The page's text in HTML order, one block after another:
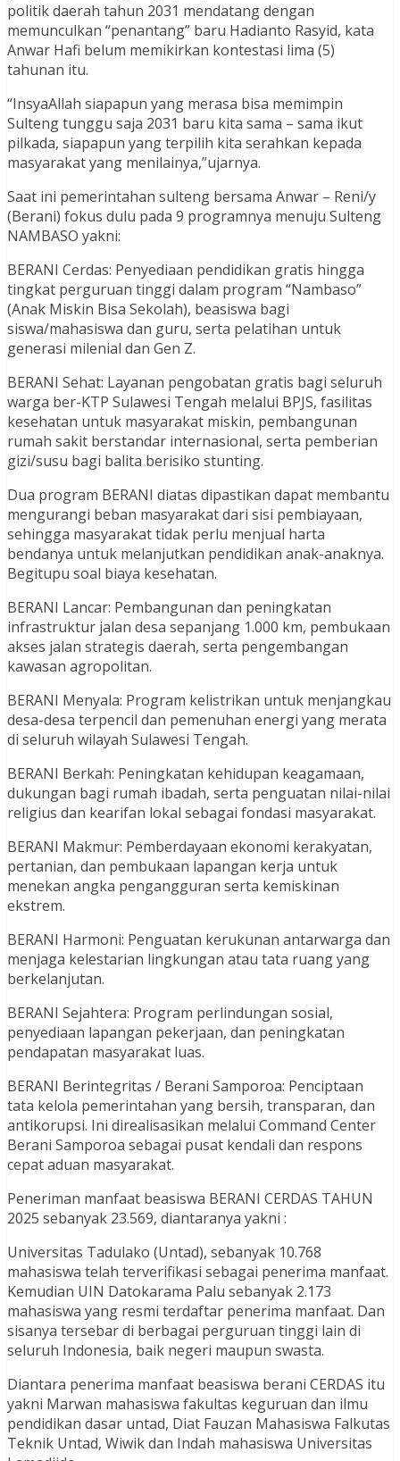
politik daerah tahun 2031 mendatang dengan
memunculkan “penantang” baru Hadianto Rasyid, kata
Anwar Hafi belum memikirkan kontestasi lima (5)
tahunan itu.
“InsyaAllah siapapun yang merasa bisa memimpin
Sulteng tunggu saja 2031 baru kita sama – sama ikut
pilkada, siapapun yang terpilih kita serahkan kepada
masyarakat yang menilainya,”ujarnya.
Saat ini pemerintahan sulteng bersama Anwar – Reni/y
(Berani) fokus dulu pada 9 programnya menuju Sulteng
NAMBASO yakni:
BERANI Cerdas: Penyediaan pendidikan gratis hingga
tingkat perguruan tinggi dalam program “Nambaso”
(Anak Miskin Bisa Sekolah), beasiswa bagi
siswa/mahasiswa dan guru, serta pelatihan untuk
generasi milenial dan Gen Z.
BERANI Sehat: Layanan pengobatan gratis bagi seluruh
warga ber-KTP Sulawesi Tengah melalui BPJS, fasilitas
kesehatan untuk masyarakat miskin, pembangunan
rumah sakit berstandar internasional, serta pemberian
gizi/susu bagi balita berisiko stunting.
Dua program BERANI diatas dipastikan dapat membantu
mengurangi beban masyarakat dari sisi pembiayaan,
sehingga masyarakat tidak perlu menjual harta
bendanya untuk melanjutkan pendidikan anak-anaknya.
Begitupu soal biaya kesehatan.
BERANI Lancar: Pembangunan dan peningkatan
infrastruktur jalan desa sepanjang 1.000 km, pembukaan
akses jalan strategis daerah, serta pengembangan
kawasan agropolitan.
BERANI Menyala: Program kelistrikan untuk menjangkau
desa-desa terpencil dan pemenuhan energi yang merata
di seluruh wilayah Sulawesi Tengah.
BERANI Berkah: Peningkatan kehidupan keagamaan,
dukungan bagi rumah ibadah, serta penguatan nilai-nilai
religius dan kearifan lokal sebagai fondasi masyarakat.
BERANI Makmur: Pemberdayaan ekonomi kerakyatan,
pertanian, dan pembukaan lapangan kerja untuk
menekan angka pengangguran serta kemiskinan
ekstrem.
BERANI Harmoni: Penguatan kerukunan antarwarga dan
menjaga kelestarian lingkungan atau tata ruang yang
berkelanjutan.
BERANI Sejahtera: Program perlindungan sosial,
penyediaan lapangan pekerjaan, dan peningkatan
pendapatan masyarakat luas.
BERANI Berintegritas / Berani Samporoa: Penciptaan
tata kelola pemerintahan yang bersih, transparan, dan
antikorupsi. Ini direalisasikan melalui Command Center
Berani Samporoa sebagai pusat kendali dan respons
cepat aduan masyarakat.
Peneriman manfaat beasiswa BERANI CERDAS TAHUN
2025 sebanyak 23.569, diantaranya yakni :
Universitas Tadulako (Untad), sebanyak 10.768
mahasiswa telah terverifikasi sebagai penerima manfaat.
Kemudian UIN Datokarama Palu sebanyak 2.173
mahasiswa yang resmi terdaftar penerima manfaat. Dan
sisanya tersebar di berbagai perguruan tinggi lain di
seluruh Indonesia, baik negeri maupun swasta.
Diantara penerima manfaat beasiswa berani CERDAS itu
yakni Marwan mahasiswa fakultas keguruan dan ilmu
pendidikan dasar untad, Diat Fauzan Mahasiswa Falkutas
Teknik Untad, Wiwik dan Indah mahasiswa Universitas